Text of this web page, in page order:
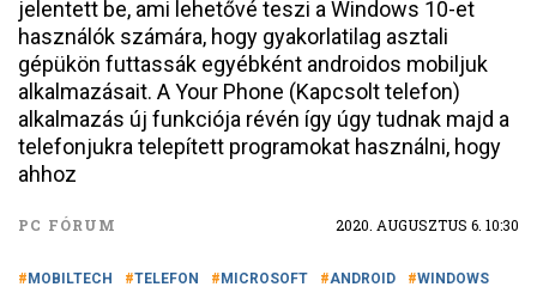
jelentett be, ami lehetővé teszi a Windows 10-et
használók számára, hogy gyakorlatilag asztali
gépükön futtassák egyébként androidos mobiljuk
alkalmazásait. A Your Phone (Kapcsolt telefon)
alkalmazás új funkciója révén így úgy tudnak majd a
telefonjukra telepített programokat használni, hogy
ahhoz
PC FÓRUM 2020. AUGUSZTUS 6. 10:30
MOBILTECH TELEFON MICROSOFT ANDROID WINDOWS